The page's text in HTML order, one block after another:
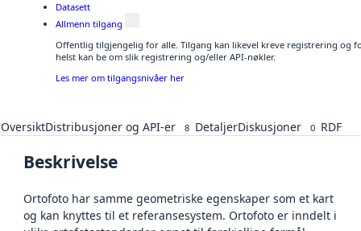
Datasett
Allmenn tilgang
Offentlig tilgjengelig for alle. Tilgang kan likevel kreve registrering og
helst kan be om slik registrering og/eller API-nøkler.
Les mer om tilgangsnivåer her
OversiktDistribusjoner og API-er 8 DetaljerDiskusjoner 0 RDF
Beskrivelse
Ortofoto har samme geometriske egenskaper som et kart
og kan knyttes til et referansesystem. Ortofoto er inndelt i